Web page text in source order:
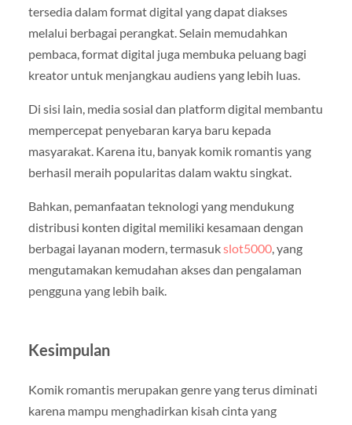
tersedia dalam format digital yang dapat diakses
melalui berbagai perangkat. Selain memudahkan
pembaca, format digital juga membuka peluang bagi
kreator untuk menjangkau audiens yang lebih luas.
Di sisi lain, media sosial dan platform digital membantu
mempercepat penyebaran karya baru kepada
masyarakat. Karena itu, banyak komik romantis yang
berhasil meraih popularitas dalam waktu singkat.
Bahkan, pemanfaatan teknologi yang mendukung
distribusi konten digital memiliki kesamaan dengan
berbagai layanan modern, termasukslot5000, yang
mengutamakan kemudahan akses dan pengalaman
pengguna yang lebih baik.
Kesimpulan
Komik romantis merupakan genre yang terus diminati
karena mampu menghadirkan kisah cinta yang